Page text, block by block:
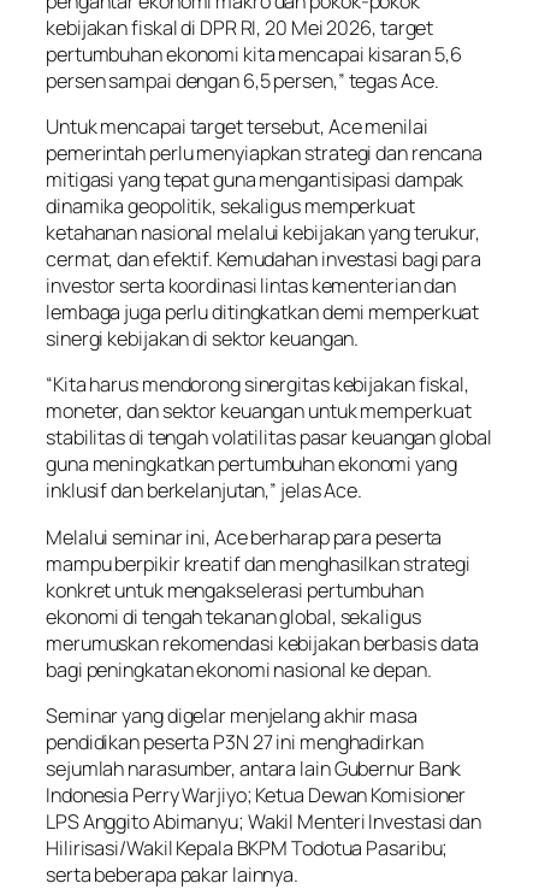
kebijakan fiskal di DPR RI, 20 Mei 2026, target
pertumbuhan ekonomi kita mencapai kisaran 5,6
persen sampai dengan 6,5 persen,” tegas Ace.
Untuk mencapai target tersebut, Ace menilai
pemerintah perlu menyiapkan strategi dan rencana
mitigasi yang tepat guna mengantisipasi dampak
dinamika geopolitik, sekaligus memperkuat
ketahanan nasional melalui kebijakan yang terukur,
cermat, dan efektif. Kemudahan investasi bagi para
investor serta koordinasi lintas kementerian dan
lembaga juga perlu ditingkatkan demi memperkuat
sinergi kebijakan di sektor keuangan.
“Kita harus mendorong sinergitas kebijakan fiskal,
moneter, dan sektor keuangan untuk memperkuat
stabilitas di tengah volatilitas pasar keuangan global
guna meningkatkan pertumbuhan ekonomi yang
inklusif dan berkelanjutan,” jelas Ace.
Melalui seminar ini, Ace berharap para peserta
mampu berpikir kreatif dan menghasilkan strategi
konkret untuk mengakselerasi pertumbuhan
ekonomi di tengah tekanan global, sekaligus
merumuskan rekomendasi kebijakan berbasis data
bagi peningkatan ekonomi nasional ke depan.
Seminar yang digelar menjelang akhir masa
pendidikan peserta P3N 27 ini menghadirkan
sejumlah narasumber, antara lain Gubernur Bank
Indonesia Perry Warjiyo; Ketua Dewan Komisioner
LPS Anggito Abimanyu; Wakil Menteri Investasi dan
Hilirisasi/Wakil Kepala BKPM Todotua Pasaribu;
serta beberapa pakar lainnya.